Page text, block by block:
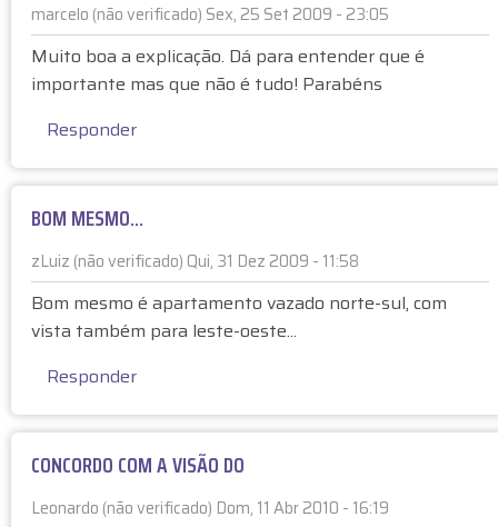
o
)
o
)
r
A
n
m
o
(
n
ã
o
v
i
f
i
a
n
t
e
n
d
s
e
j
a
r
A
n
n
a
à
F
R
T
E
-
o
s
i
n
marcelo (não verificado) Sex, 25 Set 2009 - 23:05
Muito boa a explicação. Dá para entender que é
importante mas que não é tudo! Parabéns
Responder
BOM MESMO...
zLuiz (não verificado) Qui, 31 Dez 2009 - 11:58
Bom mesmo é apartamento vazado norte-sul, com
vista também para leste-oeste...
Responder
CONCORDO COM A VISÃO DO
Leonardo (não verificado) Dom, 11 Abr 2010 - 16:19